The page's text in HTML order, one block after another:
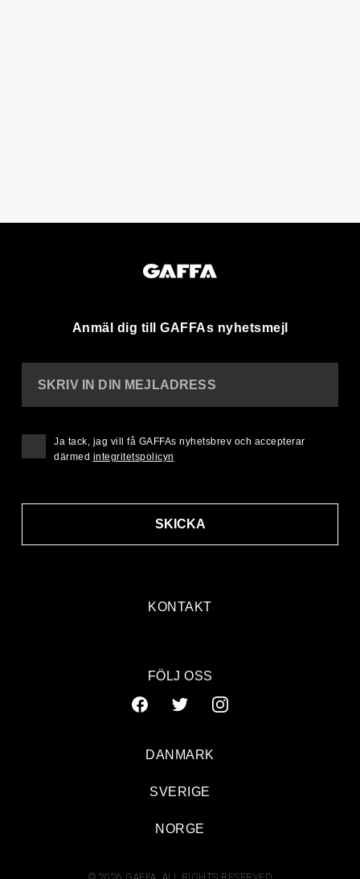
Anmäl dig till GAFFAs nyhetsmejl
KONTAKT
SKRIV IN DIN MEJLADRESS
SKICKA
Ja tack, jag vill få GAFFAs nyhetsbrev och accepterar
därmed integritetspolicyn
FÖLJ OSS
DANMARK
SVERIGE
NORGE